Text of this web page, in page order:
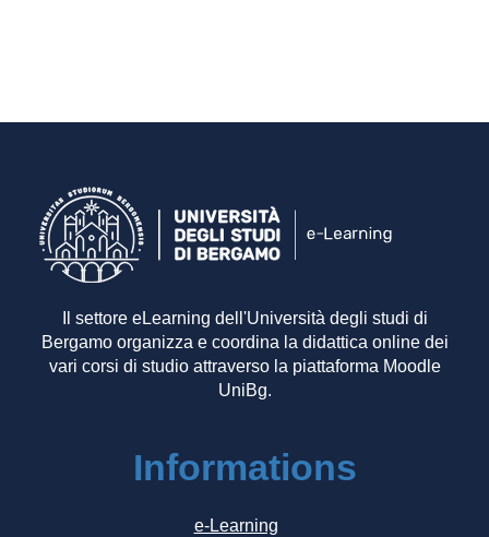
Il settore eLearning dell'Università degli studi di
Bergamo organizza e coordina la didattica online dei
vari corsi di studio attraverso la piattaforma Moodle
UniBg.
Informations
e-Learning